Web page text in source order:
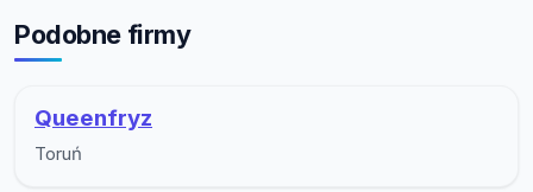
Podobne firmy
Queenfryz
Toruń